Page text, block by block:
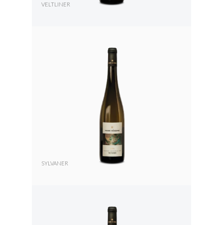
VELTLINER
SYLVANER